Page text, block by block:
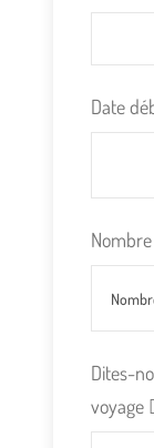
Date
Dites-
voyage